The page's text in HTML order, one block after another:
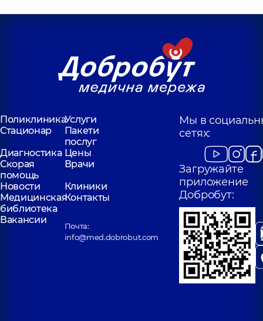
ПоликлиникаУслуги
Стационар
Пакети
послуг
Диагностика Цены
Скорая
помощь
Врачи
Новости
Клиники
Медицинская
библиотека
Контакты
Вакансии
Почта:
info@med.dobrobut.com
Мы в
сетях:
Загружайте
приложение
Добробут: